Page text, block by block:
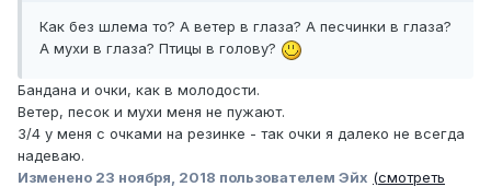
Как без шлема то? А ветер в глаза? А песчинки в глаза?
А мухи в глаза? Птицы в голову?
Бандана и очки, как в молодости.
Ветер, песок и мухи меня не пужают.
3/4 у меня с очками на резинке - так очки я далеко не всегда
надеваю.
Изменено 23 ноября, 2018 пользователем Эйх (смотреть